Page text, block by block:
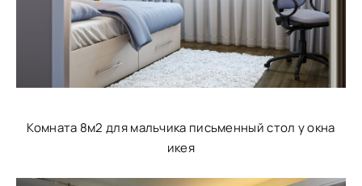
Комната 8м2 для мальчика письменный стол у окна
икея